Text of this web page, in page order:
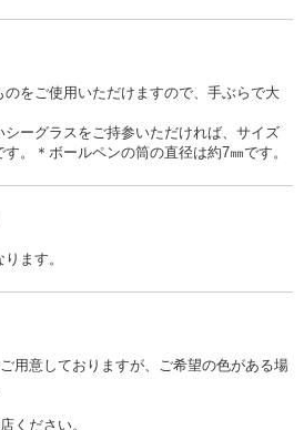
をご使用いただけますので、手ぶらで大
ーグラスをご持参いただければ、サイズ
。＊ボールペンの筒の直径は約7㎜です。
ます。
用意しておりますが、ご希望の色がある場
ください。